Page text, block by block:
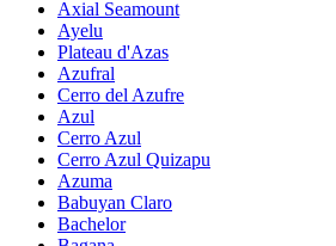
Axial Seamount
Ayelu
Plateau d'Azas
Azufral
Cerro del Azufre
Azul
Cerro Azul
Cerro Azul Quizapu
Azuma
Babuyan Claro
Bachelor